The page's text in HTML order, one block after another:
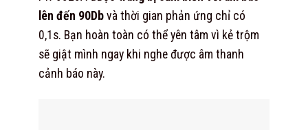
lên đến 90Dbvà thời gian phản ứng chỉ có
0,1s. Bạn hoàn toàn có thể yên tâm vì kẻ trộm
sẽ giật mình ngay khi nghe được âm thanh
cảnh báo này.